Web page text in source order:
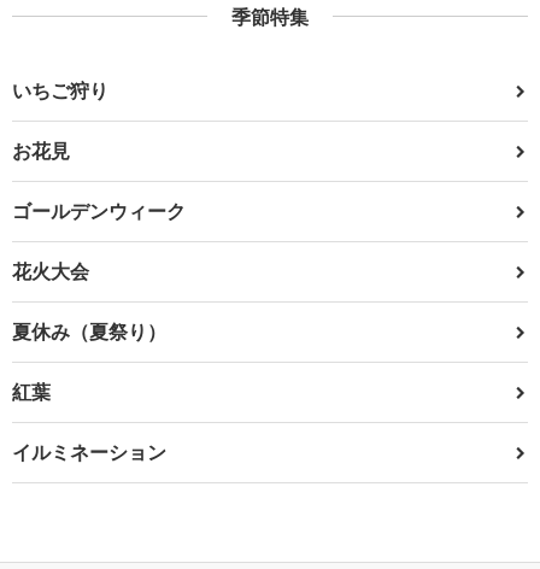
季節特集
いちご狩り
お花見
ゴールデンウィーク
花火大会
夏休み（夏祭り）
紅葉
イルミネーション